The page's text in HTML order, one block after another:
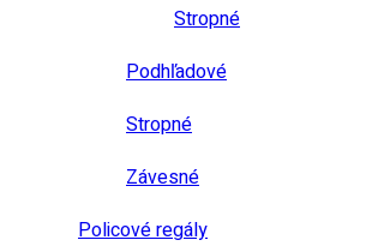
Stropné
Podhľadové
Stropné
Závesné
Policové regály